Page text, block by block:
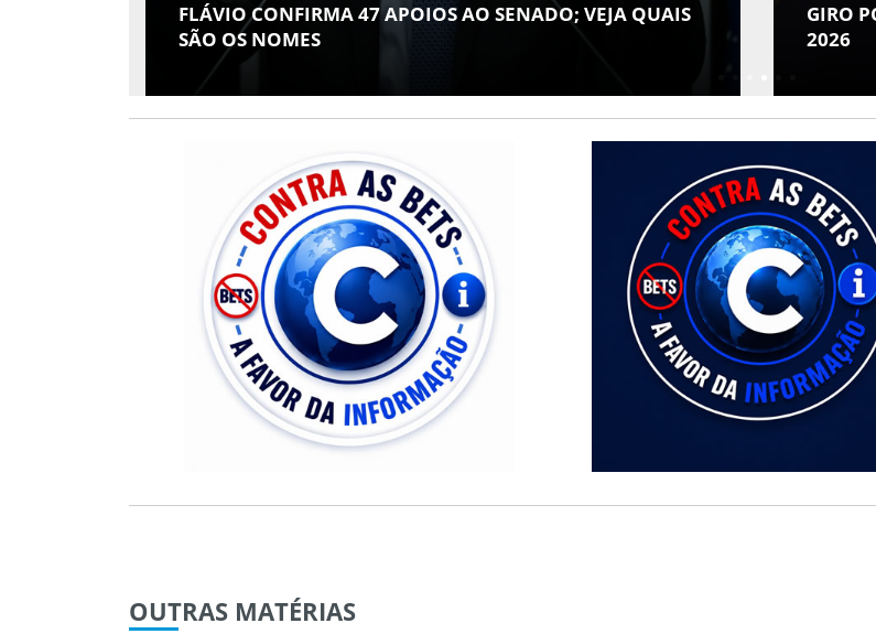
GIRO POR SERGIPE, BRASIL E MUNDO - 07 DE AGOSTO DE
2026
OUTRAS MATÉRIAS